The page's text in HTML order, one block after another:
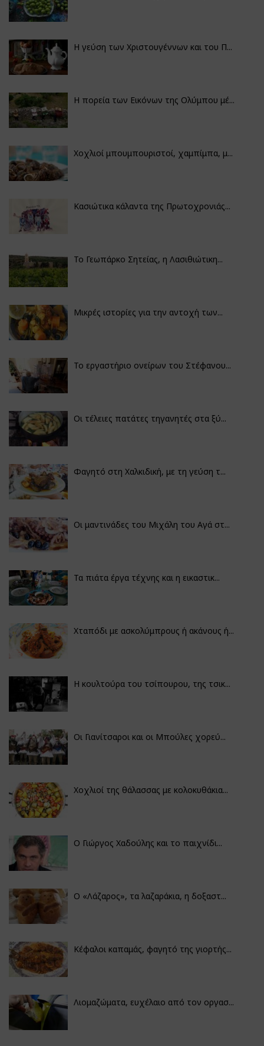
Η γεύση των Χριστουγέννων και του Π...
Η πορεία των Εικόνων της Ολύμπου μέ...
Χοχλιοί μπουμπουριστοί, χαμπίμπα, μ...
Κασιώτικα κάλαντα της Πρωτοχρονιάς...
Το Γεωπάρκο Σητείας, η Λασιθιώτικη...
Μικρές ιστορίες για την αντοχή των...
Το εργαστήριο ονείρων του Στέφανου...
Οι τέλειες πατάτες τηγανητές στα ξύ...
Φαγητό στη Χαλκιδική, με τη γεύση τ...
Οι μαντινάδες του Μιχάλη του Αγά στ...
Τα πιάτα έργα τέχνης και η εικαστικ...
Χταπόδι με ασκολύμπρους ή ακάνους ή...
Η κουλτούρα του τσίπουρου, της τσικ...
Οι Γιανίτσαροι και οι Μπούλες χορεύ...
Χοχλιοί της θάλασσας με κολοκυθάκια...
Ο Γιώργος Χαδούλης και το παιχνίδι...
Ο «Λάζαρος», τα λαζαράκια, η δοξαστ...
Κέφαλοι καπαμάς, φαγητό της γιορτής...
Λιομαζώματα, ευχέλαιο από τον οργασ...